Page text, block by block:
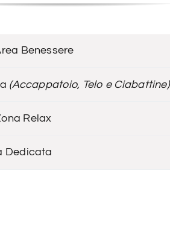
Benessere
(Accappatoio, Telo e Ciabattine)
Relax
Dedicata